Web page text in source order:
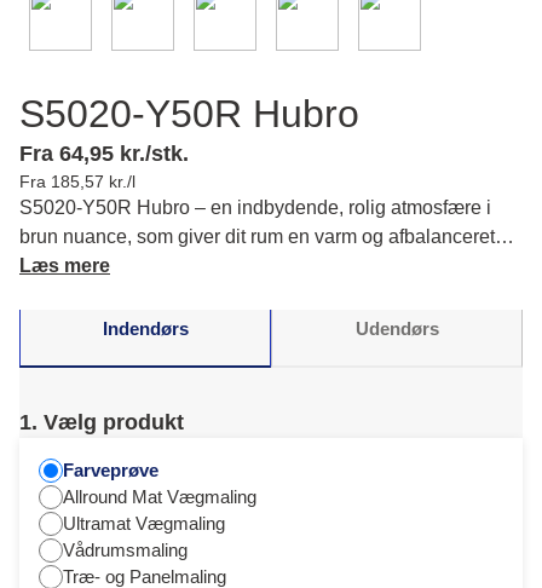
S5020-Y50R Hubro
Fra 64,95 kr./stk.
Fra 185,57 kr./l
S5020-Y50R Hubro – en indbydende, rolig atmosfære i
brun nuance, som giver dit rum en varm og afbalanceret
karakter. Du opdager en dæmpet elegance og dybde i din
Læs mere
Indendørs Udendørs
1. Vælg produkt
Farveprøve
Allround Mat Vægmaling
Ultramat Vægmaling
Vådrumsmaling
Træ- og Panelmaling